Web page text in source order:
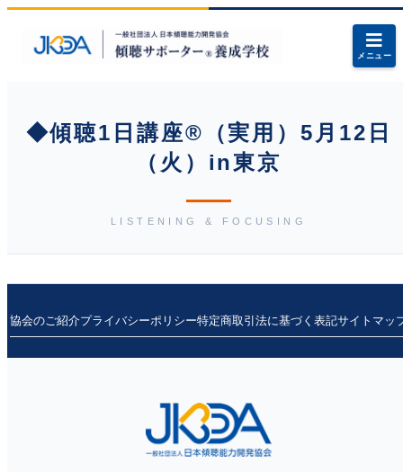
メニュー
◆傾聴1日講座®（実用）5月12日
（火）in東京
LISTENING & FOCUSING
協会のご紹介プライバシーポリシー特定商取引法に基づく表記サイトマッ